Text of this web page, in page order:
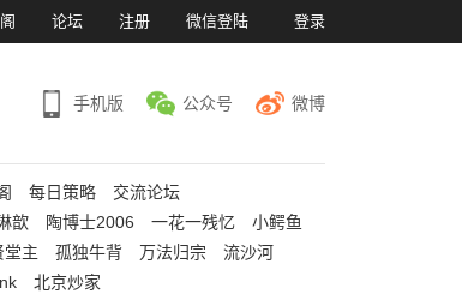
论坛 注册 微信登陆 登录
手机版 公众号 微博
每日策略
交流论坛
歆 陶博士2006 一花一残忆
小鳄鱼
堂主 孤独牛背 万法归宗
流沙河
北京炒家